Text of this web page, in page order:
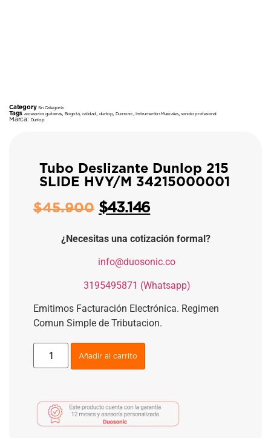
Category Sin Categoría
Tags accesorios guitarras Bogotá, calidad dunlop, Duosonic,Instrumentos Musicales,sonido profesional
Marca: Dunlop
Tubo Deslizante Dunlop 215
SLIDE HVY/M 34215000001
$45.900 $43.146
¿Necesitas una cotización formal?
info@duosonic.co
3195495871 (Whatsapp)
Emitimos Facturación Electrónica. Regimen
Comun Simple de Tributacion.
Añadir al carrito